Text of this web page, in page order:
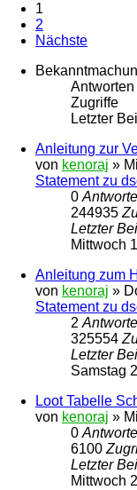
1
2
Nächste
Antworten
Zugriffe
Letzter
Anleitung zur
von kenoraj »
Statement zu
0
244935
Letzter
Mittwoch
Anleitung zum
von kenoraj »
Statement zu
2
325554
Letzter
Samstag
Loot Tabelle
von kenoraj »
0
6100
Letzter
Mittwoch